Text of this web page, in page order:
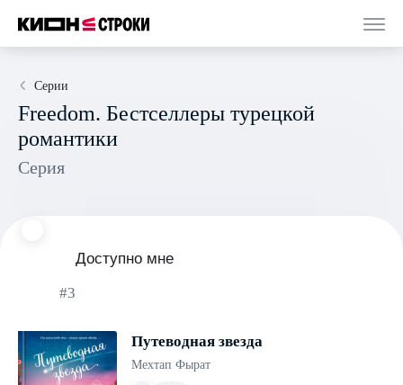
Серии
Freedom. Бестселлеры турецкой
романтики
Серия
Доступно мне
#3
Путеводная звезда
Мехтап Фырат